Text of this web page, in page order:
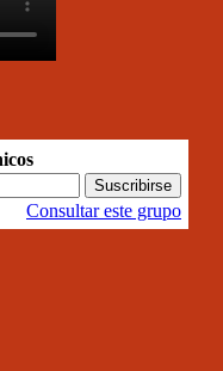
Consultar este grupo